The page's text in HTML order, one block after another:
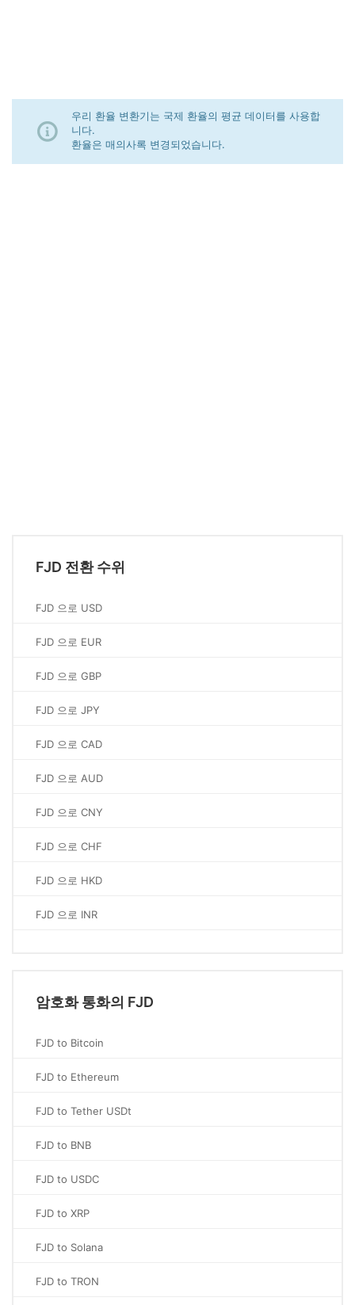
우리 환율 변환기는 국제 환율의 평균 데이터를 사용합
니다.
환율은 매의사록 변경되었습니다.
FJD 전환 수위
FJD 으로 USD
FJD 으로 EUR
FJD 으로 GBP
FJD 으로 JPY
FJD 으로 CAD
FJD 으로 AUD
FJD 으로 CNY
FJD 으로 CHF
FJD 으로 HKD
FJD 으로 INR
암호화 통화의 FJD
FJD to Bitcoin
FJD to Ethereum
FJD to Tether USDt
FJD to BNB
FJD to USDC
FJD to XRP
FJD to Solana
FJD to TRON